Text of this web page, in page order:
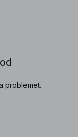
problemet.